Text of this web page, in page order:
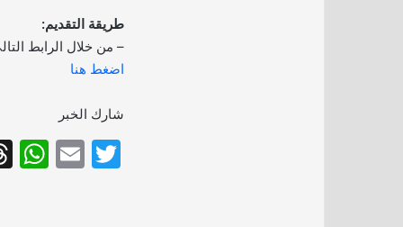
طريقة التقديم:
– من خلال الرابط
اضغط هنا
شارك الخبر
T
E
W